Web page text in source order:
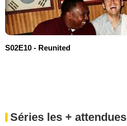
S02E10 - Reunited
Séries les + attendues